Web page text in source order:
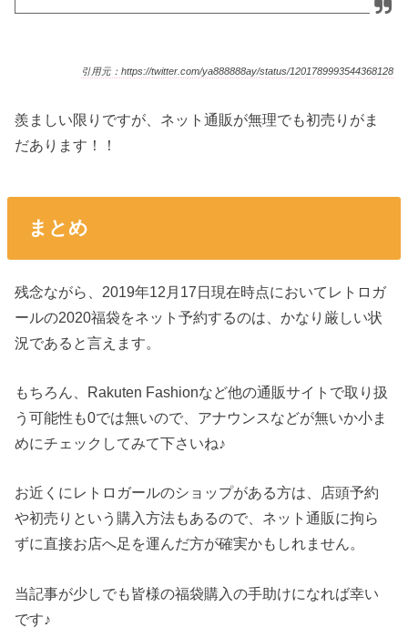
引用元：https://twitter.com/ya888888ay/status/1201789993544368128
羨ましい限りですが、ネット通販が無理でも初売りがま
だあります！！
まとめ
残念ながら、2019年12月17日現在時点においてレトロガ
ールの2020福袋をネット予約するのは、かなり厳しい状
況であると言えます。
もちろん、Rakuten Fashionなど他の通販サイトで取り扱
う可能性も0では無いので、アナウンスなどが無いか小ま
めにチェックしてみて下さいね♪
お近くにレトロガールのショップがある方は、店頭予約
や初売りという購入方法もあるので、ネット通販に拘ら
ずに直接お店へ足を運んだ方が確実かもしれません。
当記事が少しでも皆様の福袋購入の手助けになれば幸い
です♪